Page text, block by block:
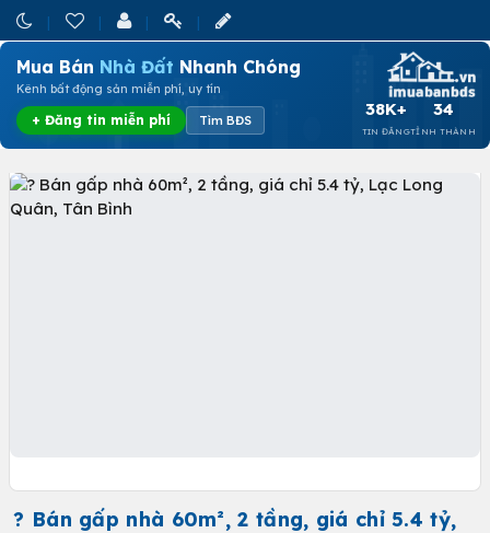
Mua Bán Nhà Đất Nhanh Chóng
Kênh bất động sản miễn phí, uy tín
+ Đăng tin miễn phí Tìm BĐS
38K+
TIN ĐĂNG
34
TỈNH THÀNH
? Bán gấp nhà 60m², 2 tầng, giá chỉ 5.4 tỷ,